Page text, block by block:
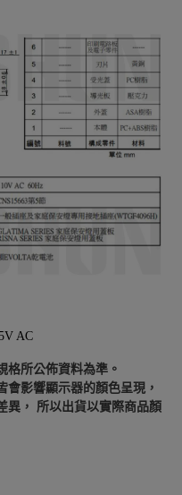
AC
格所公佈資料為準。
影響顯示器的顏色呈現，
異， 所以出貨以實際商品顏